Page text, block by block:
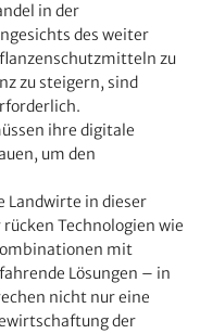
in der
des weiter
zu
zu steigern, sind
ihre digitale
um den
Landwirte in dieser
Technologien wie
mit
Lösungen – in
nicht nur eine
der